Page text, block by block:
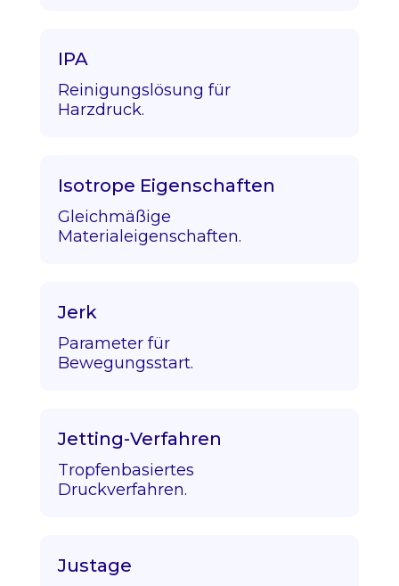
IPA
Reinigungslösung für
Harzdruck.
Isotrope Eigenschaften
Gleichmäßige
Materialeigenschaften.
Jerk
Parameter für
Bewegungsstart.
Jetting-Verfahren
Tropfenbasiertes
Druckverfahren.
Justage